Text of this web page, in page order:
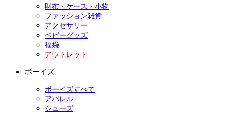
財布・ケース・小物
ファッション雑貨
アクセサリー
ベビーグッズ
福袋
アウトレット
ボーイズ
ボーイズすべて
アパレル
シューズ